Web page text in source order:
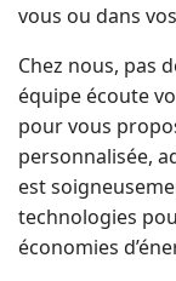
vous ou dans
Chez nous, pas
équipe écoute
pour vous
personnalisée,
est
technologies
économies